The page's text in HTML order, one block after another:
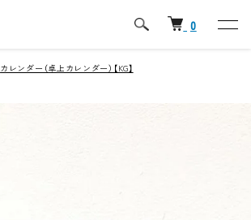
0
カレンダー（卓上カレンダー）【KG】